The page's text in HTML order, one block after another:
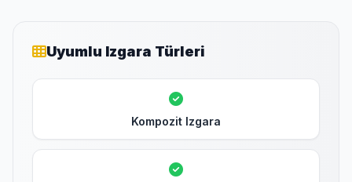
Uyumlu Izgara Türleri
Kompozit Izgara